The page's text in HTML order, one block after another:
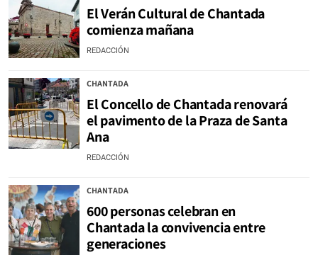
El Verán Cultural de Chantada
comienza mañana
REDACCIÓN
CHANTADA
El Concello de Chantada renovará
el pavimento de la Praza de Santa
Ana
REDACCIÓN
CHANTADA
600 personas celebran en
Chantada la convivencia entre
generaciones